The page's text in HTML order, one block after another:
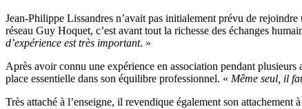
Jean-Philippe Lissandres n’avait pas initialement prévu de
réseau Guy Hoquet, c’est avant tout la richesse des échanges
d’expérience est très important. »
Après avoir connu une expérience en association pendant
place essentielle dans son équilibre professionnel. « Même seul, il
Très attaché à l’enseigne, il revendique également son attachement